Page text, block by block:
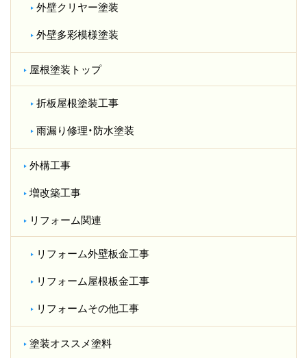
外壁クリヤー塗装
外壁多彩模様塗装
屋根塗装トップ
折板屋根塗装工事
雨漏り修理・防水塗装
外構工事
増改築工事
リフォーム関連
リフォーム外壁板金工事
リフォーム屋根板金工事
リフォームその他工事
塗装オススメ塗料